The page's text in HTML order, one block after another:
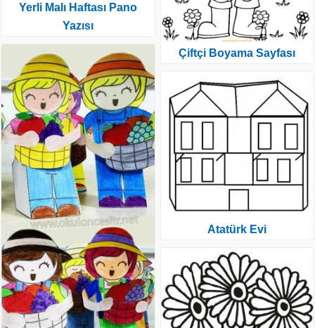
Yerli Malı Haftası Pano
Yazısı
Çiftçi Boyama Sayfası
Atatürk Evi